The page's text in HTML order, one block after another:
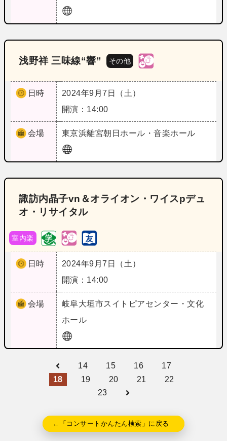
浅野祥 三味線“響” その他
日時
2024年9月7日（土）
開演：14:00
会場 東京浜離宮朝日ホール・音楽ホール
諏訪内晶子vn＆オライオン・ワイスpデュ
オ・リサイタル
室内楽
日時
2024年9月7日（土）
開演：14:00
会場 岐阜大垣市スイトピアセンター・文化
ホール
14 15 16
17
18
19 20 21
22
23
←「コンサートかんたん検索」に戻る